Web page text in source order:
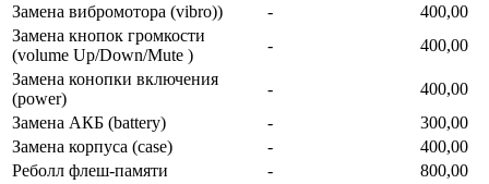
Замена вибромотора (vibro))
-
400,00
Замена кнопок громкости
(volume Up/Down/Mute )
-
400,00
Замена конопки включения
(power)
-
400,00
Замена АКБ (battery)
-
300,00
Замена корпуса (сase)
-
400,00
Реболл флеш-памяти
-
800,00